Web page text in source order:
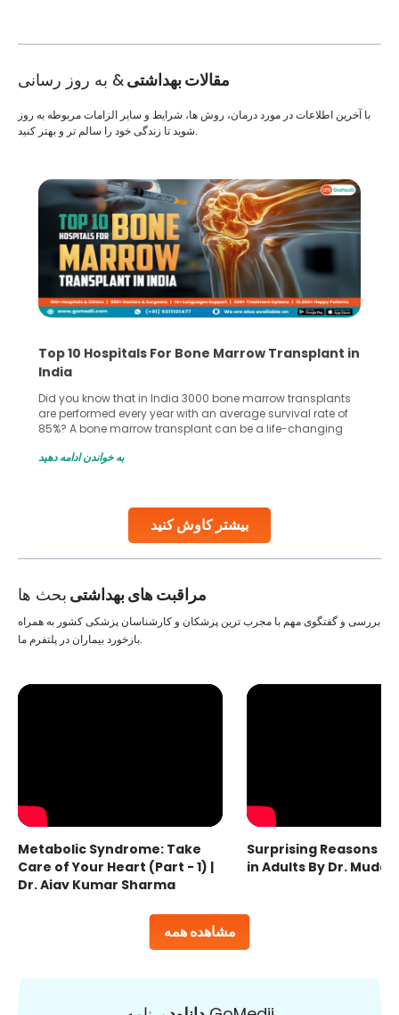
مقالات بهداشتی& به روز رسانی
بیشتر کاوش کنید
با آخرین اطلاعات در مورد درمان، روش ها، شرایط و سایر الزامات مربوطه به روز
شوید تا زندگی خود را سالم تر و بهتر کنید.
Top 10 Hospitals For Bone Marrow Transplant in
India
Did you know that in India 3000 bone marrow transplants
are performed every year with an average survival rate of
85%? A bone marrow transplant can be a life-changing
make all the difference. India has some of the world’s
به خواندن ادامه دهید
مراقبت های بهداشتی بحث ها
مشاهده همه
بررسی و گفتگوی مهم با مجرب ترین پزشکان و کارشناسان پزشکی کشور به همراه
بازخورد بیماران در پلتفرم ما.
Metabolic Syndrome: Take
Care of Your Heart (Part - 1) |
Dr. Ajay Kumar Sharma
Surprising Reasons
in Adults By Dr.